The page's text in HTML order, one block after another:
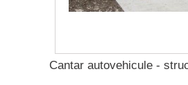
Cantar autovehicule -